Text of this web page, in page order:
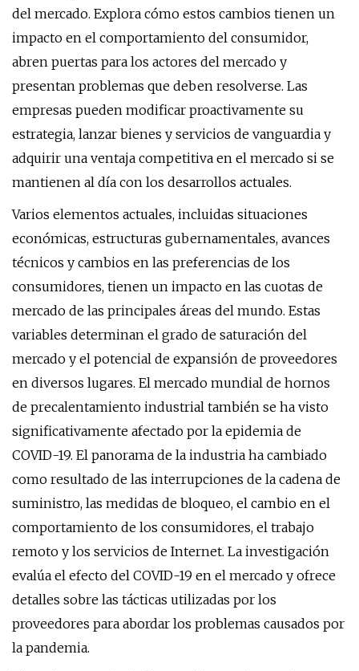
del mercado. Explora cómo estos cambios tienen un
impacto en el comportamiento del consumidor,
abren puertas para los actores del mercado y
presentan problemas que deben resolverse. Las
empresas pueden modificar proactivamente su
estrategia, lanzar bienes y servicios de vanguardia y
adquirir una ventaja competitiva en el mercado si se
mantienen al día con los desarrollos actuales.
Varios elementos actuales, incluidas situaciones
económicas, estructuras gubernamentales, avances
técnicos y cambios en las preferencias de los
consumidores, tienen un impacto en las cuotas de
mercado de las principales áreas del mundo. Estas
variables determinan el grado de saturación del
mercado y el potencial de expansión de proveedores
en diversos lugares. El mercado mundial de hornos
de precalentamiento industrial también se ha visto
significativamente afectado por la epidemia de
COVID-19. El panorama de la industria ha cambiado
como resultado de las interrupciones de la cadena de
suministro, las medidas de bloqueo, el cambio en el
comportamiento de los consumidores, el trabajo
remoto y los servicios de Internet. La investigación
evalúa el efecto del COVID-19 en el mercado y ofrece
detalles sobre las tácticas utilizadas por los
proveedores para abordar los problemas causados ​​por
la pandemia.